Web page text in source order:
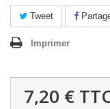
Tweet
Imprimer
7,20 €